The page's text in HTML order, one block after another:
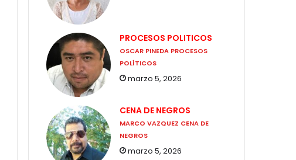
PROCESOS POLITICOS
OSCAR PINEDA PROCESOS
POLÍTICOS
marzo 5, 2026
CENA DE NEGROS
MARCO VAZQUEZ CENA DE
NEGROS
marzo 5, 2026